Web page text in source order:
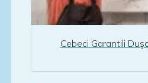
Cebeci Garantili